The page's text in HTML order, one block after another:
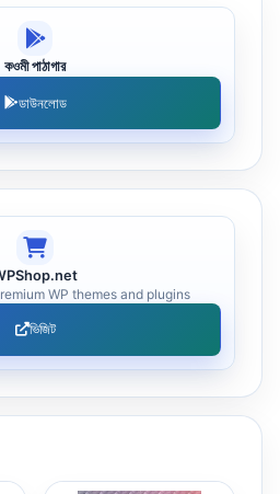
কওমী পাঠাগার
ডাউনলোড
WP themes and plugins
ভিজিট